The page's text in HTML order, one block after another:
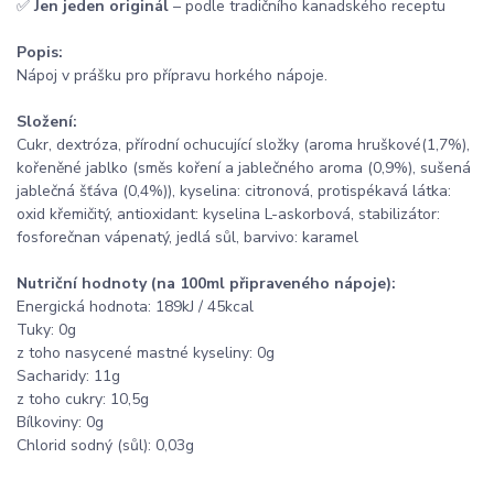
✅Jen jeden originál – podle tradičního kanadského receptu
Popis:
Nápoj v prášku pro přípravu horkého nápoje.
Složení:
Cukr, dextróza, přírodní ochucující složky (aroma hruškové(1,7%),
kořeněné jablko (směs koření a jablečného aroma (0,9%), sušená
jablečná šťáva (0,4%)), kyselina: citronová, protispékavá látka:
oxid křemičitý, antioxidant: kyselina L-askorbová, stabilizátor:
fosforečnan vápenatý, jedlá sůl, barvivo: karamel
Nutriční hodnoty (na 100ml připraveného nápoje):
Energická hodnota: 189kJ / 45kcal
Tuky: 0g
z toho nasycené mastné kyseliny: 0g
Sacharidy: 11g
z toho cukry: 10,5g
Bílkoviny: 0g
Chlorid sodný (sůl): 0,03g